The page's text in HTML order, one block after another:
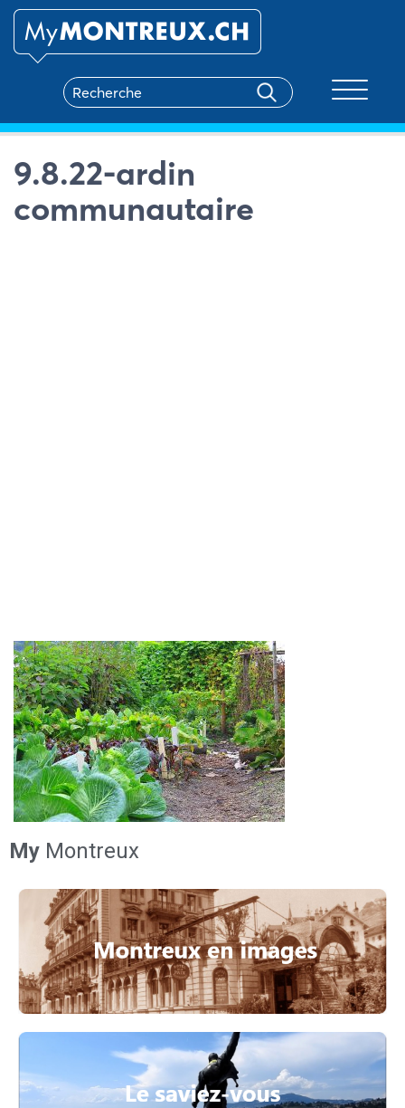
9.8.22-ardin
communautaire
My Montreux